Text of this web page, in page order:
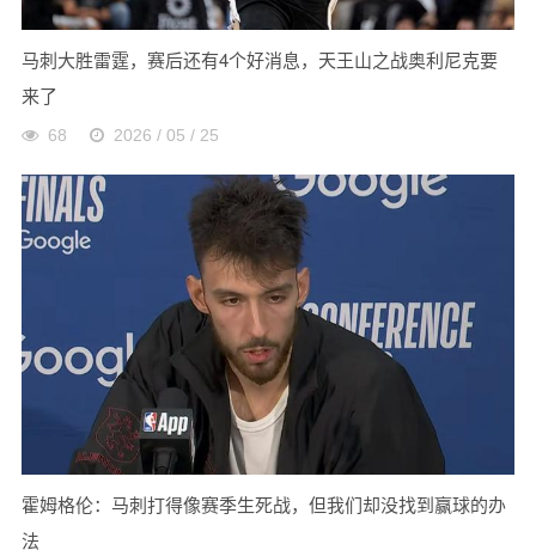
马刺大胜雷霆，赛后还有4个好消息，天王山之战奥利尼克要
来了
68 2026 / 05 / 25
霍姆格伦：马刺打得像赛季生死战，但我们却没找到赢球的办
法